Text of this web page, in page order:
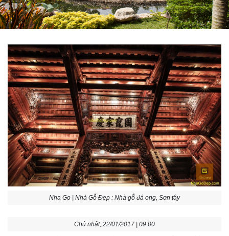
Nha Go | Nhà Gỗ Đẹp : Nhà gỗ đá ong, Sơn tây
Chủ nhật, 22/01/2017 | 09:00